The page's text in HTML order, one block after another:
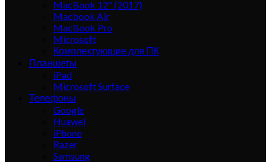
MacBook 12" (2017)
Macbook Air
MacBook Pro
Microsoft
Комплектующие для ПК
Планшеты
iPad
Microsoft Surface
Телефоны
Google
Huawei
iPhone
Razer
Samsung